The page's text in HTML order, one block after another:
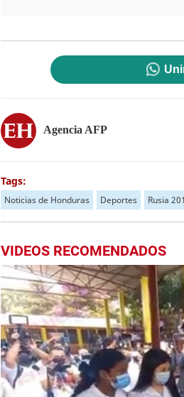
Agencia AFP
Tags:
Noticias de Honduras Deportes Rusia
VIDEOS RECOMENDADOS